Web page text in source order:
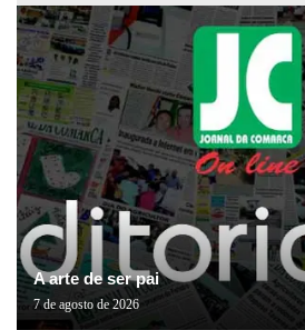
A arte de ser pai
7 de agosto de 2026